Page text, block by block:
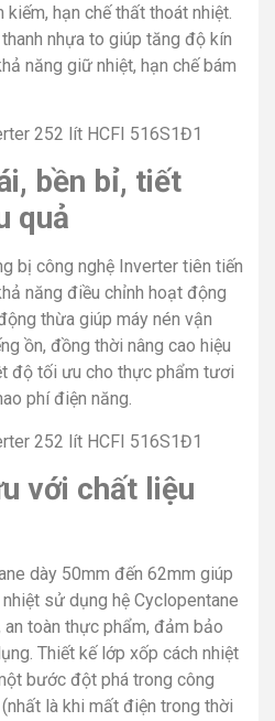
hạn chế thất thoát nhiệt.
nhựa to giúp tăng độ kín
năng giữ nhiệt, hạn chế bám
bền bỉ, tiết
quả
bị công nghệ Inverter tiên tiến
năng điều chỉnh hoạt động
thừa giúp máy nén vận
ồn, đồng thời nâng cao hiệu
độ tối ưu cho thực phẩm tươi
phí điện năng.
với chất liệu
dày 50mm đến 62mm giúp
sử dụng hệ Cyclopentane
toàn thực phẩm, đảm bảo
Thiết kế lớp xốp cách nhiệt
bước đột phá trong công
là khi mất điện trong thời